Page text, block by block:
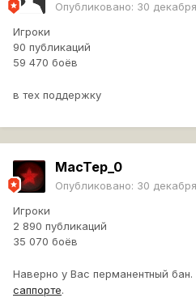
Опубликовано: 30
Игроки
90 публикаций
59 470 боёв
в тех поддержку
MacTep_0
Опубликовано: 30
Игроки
2 890 публикаций
35 070 боёв
Наверно у Вас перманентный
саппорте.